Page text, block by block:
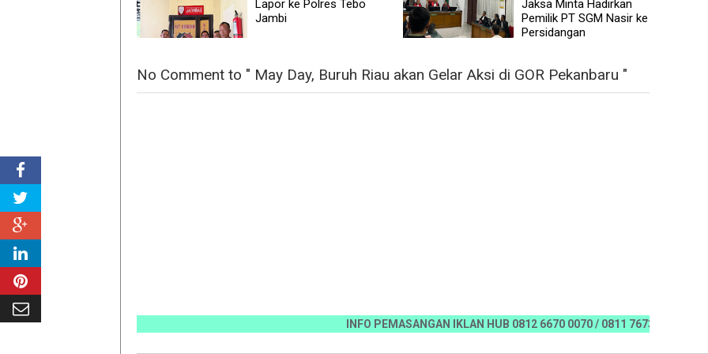
Lapor ke Polres Tebo
Jambi
Jaksa Minta Hadirkan
Pemilik PT SGM Nasir ke
Persidangan
No Comment to " May Day, Buruh Riau akan Gelar Aksi di GOR Pekanbaru "
INFO PEMASANGAN IKLAN HUB 0812 6670 0070 / 0811 7673 35,